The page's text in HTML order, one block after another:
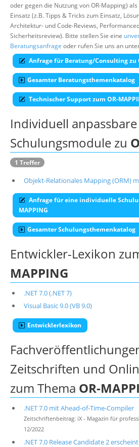
Über uns
Suche
oder gegen die Nutzung von OR-Mapping)
Einsatz (z.B. Tipps & Tricks zum Einsatz,
Architektur- und Code-Reviews,
Sicherheitsreview). Bitte stellen Sie eine
Beratungsanfrage oder rufen Sie uns an
Anfrage für Beratung/Consulting zu
Gesamter Beratungsthemenkatalog
Technischer Support zum OR-
Individuell anpassbare
Schulungsmodule zu
1 Treffer
Objekt-Relationales Mapping (ORM)
Anfrage für eine individuelle
MAPPING
Gesamter Schulungsthemenkatalog
Entwickler-Lexikon
MAPPING
.NET 7.0 (.NET 7)
Visual Basic 9.0 (VB 9.0)
Entwicklerlexikon
Zeitschriften und
zum Thema OR-
.NET 7.0 mit Ahead-of-Time-Compiler
Zeitschriftenbeitrag: iX - Magazin für
12/2022
.NET 7.0 Release Candidate 2